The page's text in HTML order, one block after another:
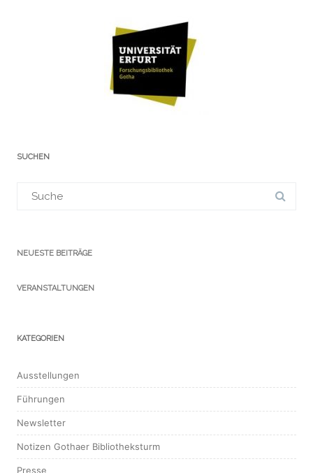
SUCHEN
für:
NEUESTE BEITRÄGE
VERANSTALTUNGEN
KATEGORIEN
Ausstellungen
Führungen
Newsletter
Notizen Gothaer Bibliotheksturm
Presse